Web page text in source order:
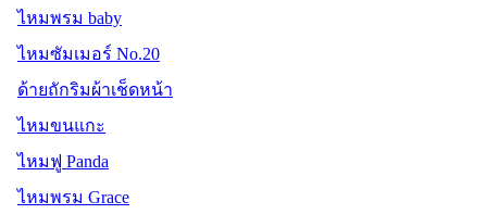
ไหมพรม baby
ไหมซัมเมอร์ No.20
ด้ายถักริมผ้าเช็ดหน้า
ไหมขนแกะ
ไหมฟู Panda
ไหมพรม Grace